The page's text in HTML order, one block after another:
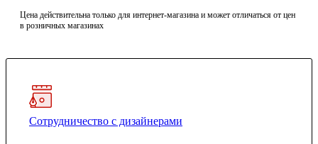
Цена действительна только для интернет-магазина и может отличаться от цен
в розничных магазинах
Сотрудничество с дизайнерами